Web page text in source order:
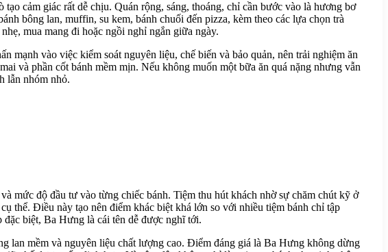
cảm giác rất dễ chịu. Quán rộng, sáng, thoáng, chỉ cần bước vào là hương bơ
bông lan, muffin, su kem, bánh chuối đến pizza, kèm theo các lựa chọn trà
mua mang đi hoặc ngồi nghỉ ngắn giữa ngày.
vào việc kiểm soát nguyên liệu, chế biến và bảo quản, nên trải nghiệm ăn
và phần cốt bánh mềm mịn. Nếu không muốn một bữa ăn quá nặng nhưng vẫn
lẫn nhóm nhỏ.
mức độ đầu tư vào từng chiếc bánh. Tiệm thu hút khách nhờ sự chăm chút kỹ ở
thể. Điều này tạo nên điểm khác biệt khá lớn so với nhiều tiệm bánh chỉ tập
đặc biệt, Ba Hưng là cái tên dễ được nghĩ tới.
lan mềm và nguyên liệu chất lượng cao. Điểm đáng giá là Ba Hưng không dừng